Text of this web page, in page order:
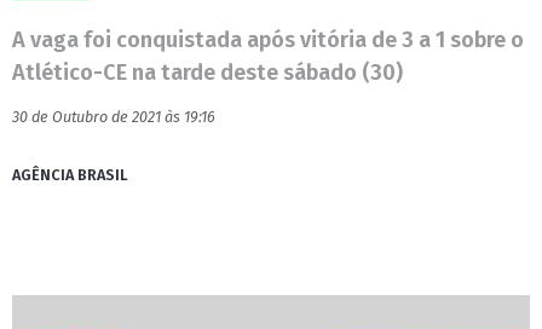
A vaga foi conquistada após vitória de 3 a 1 sobre o
Atlético-CE na tarde deste sábado (30)
30 de Outubro de 2021 às 19:16
AGÊNCIA BRASIL